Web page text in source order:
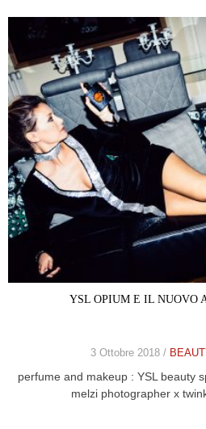
YSL OPIUM E IL NUOVO
3 Ottobre 2018 /
perfume and makeup : YSL beauty
melzi photographer x